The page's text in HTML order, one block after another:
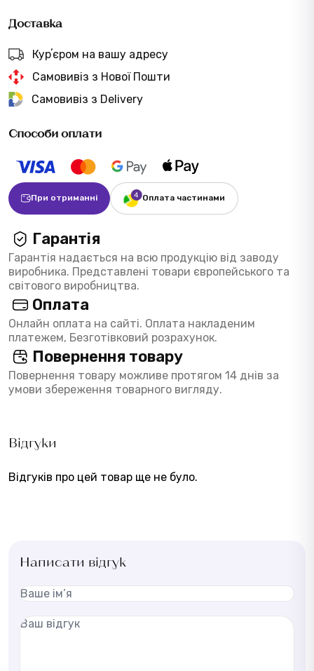
Доставка
Курʼєром на вашу адресу
Самовивіз з Нової Пошти
Самовивіз з Delivery
Способи оплати
При отриманні Оплата частинами
Гарантія
Гарантія надається на всю продукцію від заводу
виробника. Представлені товари європейського та
світового виробництва.
Оплата
Онлайн оплата на сайті. Оплата накладеним
платежем, Безготівковий розрахунок.
Повернення товару
Повернення товару можливе протягом 14 днів за
умови збереження товарного вигляду.
Відгуки
Відгуків про цей товар ще не було.
Написати відгук